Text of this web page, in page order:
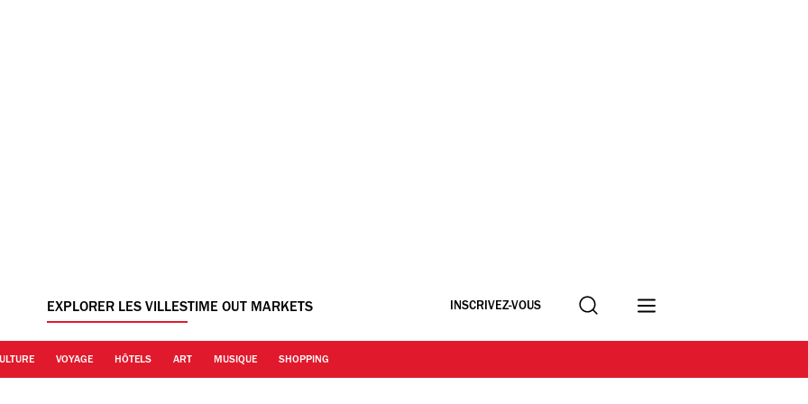
EXPLORER LES VILLESTIME OUT MARKETS INSCRIVEZ-VOUS Recherche
VOYAGE HÔTELS ART MUSIQUE SHOPPING